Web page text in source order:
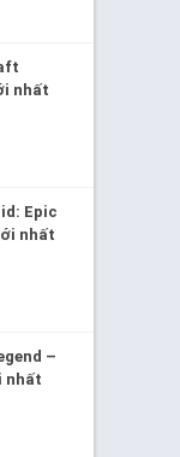
nhất
Epic
nhất
–
nhất